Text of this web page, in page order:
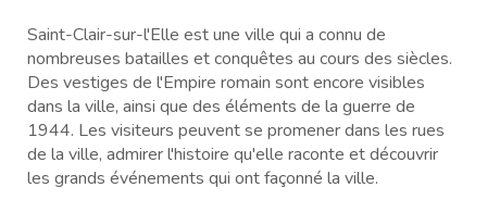
Saint-Clair-sur-l'Elle est une ville qui a connu de
nombreuses batailles et conquêtes au cours des siècles.
Des vestiges de l'Empire romain sont encore visibles
dans la ville, ainsi que des éléments de la guerre de
1944. Les visiteurs peuvent se promener dans les rues
de la ville, admirer l'histoire qu'elle raconte et découvrir
les grands événements qui ont façonné la ville.